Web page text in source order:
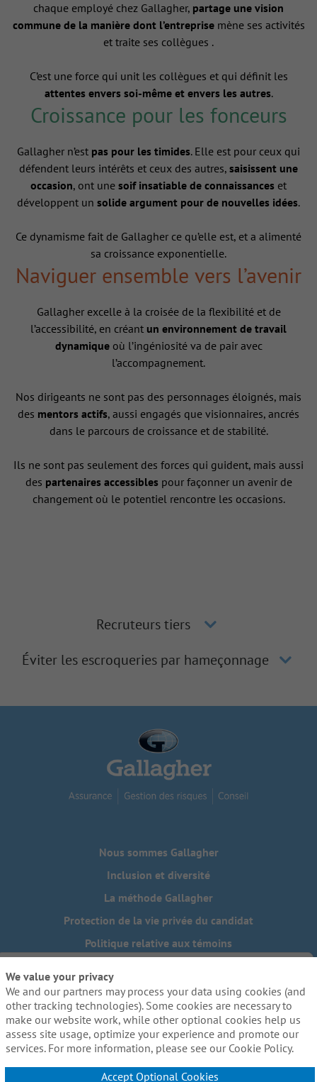
chaque employé chez Gallagher, partage une vision
commune de la manière dont l’entreprisemène ses activités
et traite ses collègues .
C’est une force qui unit les collègues et qui définit les
attentes envers soi-même et envers les autres.
Croissance pour les fonceurs
Gallagher n’est pas pour les timides. Elle est pour ceux qui
défendent leurs intérêts et ceux des autres, saisissent une
occasion, ont une soif insatiable de connaissances et
développent un solide argument pour de nouvelles idées.
Ce dynamisme fait de Gallagher ce qu’elle est, et a alimenté
sa croissance exponentielle.
Naviguer ensemble vers l’avenir
Gallagher excelle à la croisée de la flexibilité et de
l’accessibilité, en créant un environnement de travail
dynamique où l’ingéniosité va de pair avec
l’accompagnement.
Nos dirigeants ne sont pas des personnages éloignés, mais
des mentors actifs, aussi engagés que visionnaires, ancrés
dans le parcours de croissance et de stabilité.
Ils ne sont pas seulement des forces qui guident, mais aussi
des partenaires accessiblespour façonner un avenir de
changement où le potentiel rencontre les occasions.
Recruteurs tiers
Éviter les escroqueries par hameçonnage
Nous sommes Gallagher
Inclusion et diversité
La méthode Gallagher
Protection de la vie privée du candidat
Politique relative aux témoins
Besoin de mesures d'adaptation raisonnables pour
compléter une partie de notre processus de candidature, y
compris l'utilisation de ce site web? Envoyez-nous un
courriel: Careers@ajg.com
We value your privacy
We and our partners may process your data using cookies (and
other tracking technologies). Some cookies are necessary to
make our website work, while other optional cookies help us
assess site usage, optimize your experience and promote our
services. For more information, please see our Cookie Policy.
Accept Optional Cookies